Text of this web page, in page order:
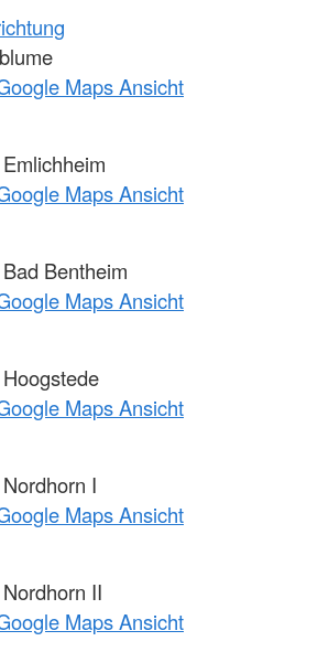
Maps Ansicht
Maps Ansicht
Bentheim
Maps Ansicht
Maps Ansicht
I
Maps Ansicht
II
Maps Ansicht